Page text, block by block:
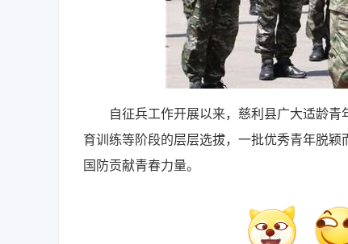
自征兵工作开展以来，慈利县广大适龄青
育训练等阶段的层层选拔，一批优秀青年脱
国防贡献青春力量。